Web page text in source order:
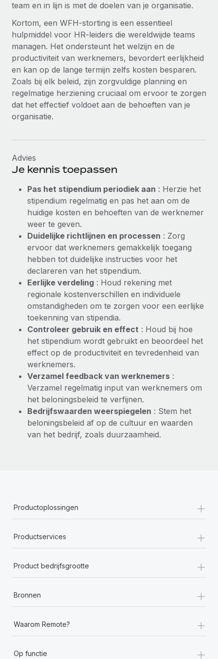
team en in lijn is met de doelen van je organisatie.
Kortom, een WFH-storting is een essentieel
hulpmiddel voor HR-leiders die wereldwijde teams
managen. Het ondersteunt het welzijn en de
productiviteit van werknemers, bevordert eerlijkheid
en kan op de lange termijn zelfs kosten besparen.
Zoals bij elk beleid, zijn zorgvuldige planning en
regelmatige herziening cruciaal om ervoor te zorgen
dat het effectief voldoet aan de behoeften van je
organisatie.
Advies
Je kennis toepassen
Pas het stipendium periodiek aan : Herzie het
stipendium regelmatig en pas het aan om de
huidige kosten en behoeften van de werknemer
weer te geven.
Duidelijke richtlijnen en processen : Zorg
ervoor dat werknemers gemakkelijk toegang
hebben tot duidelijke instructies voor het
declareren van het stipendium.
Eerlijke verdeling : Houd rekening met
regionale kostenverschillen en individuele
omstandigheden om te zorgen voor een eerlijke
toekenning van stipendia.
Controleer gebruik en effect : Houd bij hoe
het stipendium wordt gebruikt en beoordeel het
effect op de productiviteit en tevredenheid van
werknemers.
Verzamel feedback van werknemers :
Verzamel regelmatig input van werknemers om
het beloningsbeleid te verfijnen.
Bedrijfswaarden weerspiegelen : Stem het
beloningsbeleid af op de cultuur en waarden
van het bedrijf, zoals duurzaamheid.
Productoplossingen +
Productservices +
Product bedrijfsgrootte +
Bronnen +
Waarom Remote? +
Op functie +